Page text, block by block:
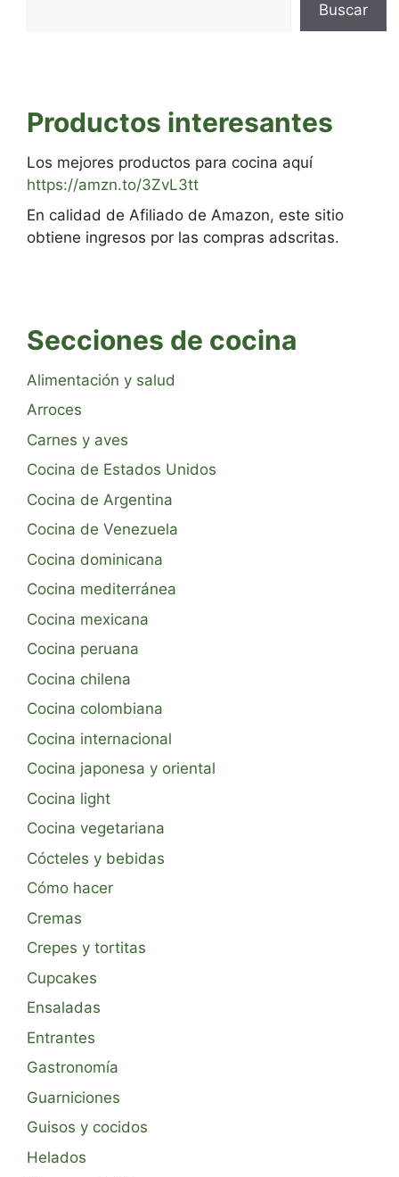
Buscar
Productos interesantes
Los mejores productos para cocina aquí
https://amzn.to/3ZvL3tt
En calidad de Afiliado de Amazon, este sitio
obtiene ingresos por las compras adscritas.
Secciones de cocina
Alimentación y salud
Arroces
Carnes y aves
Cocina de Estados Unidos
Cocina de Argentina
Cocina de Venezuela
Cocina dominicana
Cocina mediterránea
Cocina mexicana
Cocina peruana
Cocina chilena
Cocina colombiana
Cocina internacional
Cocina japonesa y oriental
Cocina light
Cocina vegetariana
Cócteles y bebidas
Cómo hacer
Cremas
Crepes y tortitas
Cupcakes
Ensaladas
Entrantes
Gastronomía
Guarniciones
Guisos y cocidos
Helados